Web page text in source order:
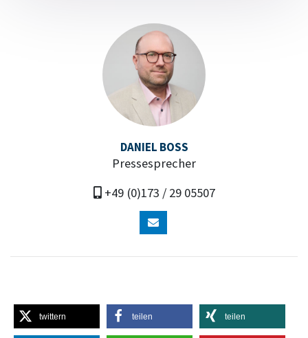
DANIEL BOSS
Pressesprecher
+49 (0)173 / 29 05507
twittern teilen teilen